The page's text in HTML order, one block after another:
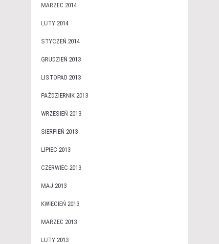
MARZEC 2014
LUTY 2014
STYCZEŃ 2014
GRUDZIEŃ 2013
LISTOPAD 2013
PAŹDZIERNIK 2013
WRZESIEŃ 2013
SIERPIEŃ 2013
LIPIEC 2013
CZERWIEC 2013
MAJ 2013
KWIECIEŃ 2013
MARZEC 2013
LUTY 2013